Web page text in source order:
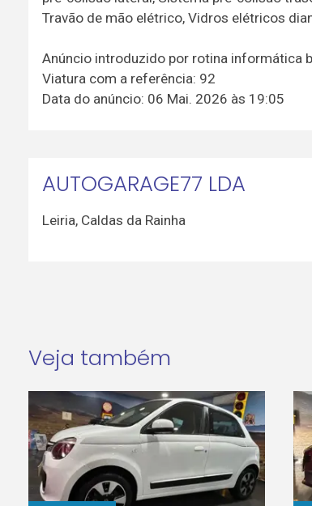
Travão de mão elétrico, Vidros elétricos
Anúncio introduzido por rotina informática
Viatura com a referência: 92
Data do anúncio: 06 Mai. 2026 às 19:05
AUTOGARAGE77 LDA
Leiria, Caldas da Rainha
Veja também